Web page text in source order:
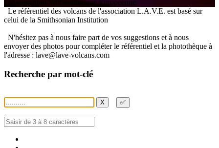
ssociation V olcanologiqueEuropéenne
Le référentiel des volcans de l'association L.A.V.E. est basé sur
celui de la Smithsonian Institution
N'hésitez pas à nous faire part de vos suggestions et à nous
envoyer des photos pour compléter le référentiel et la photothèque à
l'adresse : lave@lave-volcans.com
Recherche par mot-clé
X ✅